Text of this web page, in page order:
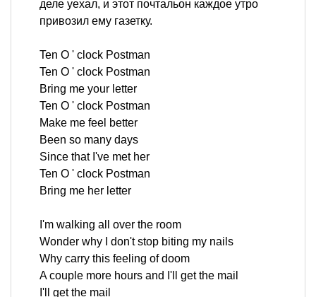
деле уехал, и этот почтальон каждое утро
привозил ему газетку.
Ten O ' clock Postman
Ten O ' clock Postman
Bring me your letter
Ten O ' clock Postman
Make me feel better
Been so many days
Since that I've met her
Ten O ' clock Postman
Bring me her letter
I'm walking all over the room
Wonder why I don't stop biting my nails
Why carry this feeling of doom
A couple more hours and I'll get the mail
I'll get the mail